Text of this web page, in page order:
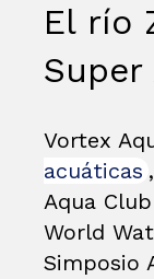
El río
Vortex
acuáticas
Aqua
World
Simposio